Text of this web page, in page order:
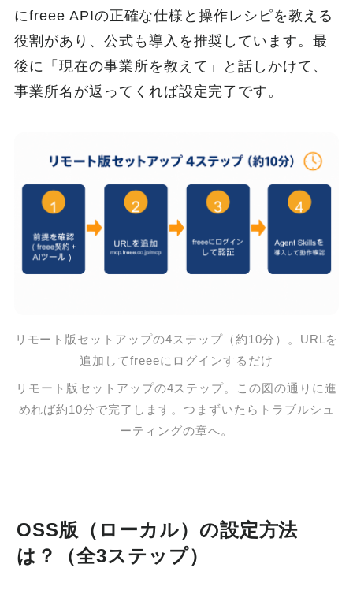
にfreee APIの正確な仕様と操作レシピを教える
役割があり、公式も導入を推奨しています。最
後に「現在の事業所を教えて」と話しかけて、
事業所名が返ってくれば設定完了です。
リモート版セットアップの4ステップ（約10分）。URLを
追加してfreeeにログインするだけ
リモート版セットアップの4ステップ。この図の通りに進
めれば約10分で完了します。つまずいたらトラブルシュ
ーティングの章へ。
OSS版（ローカル）の設定方法
は？（全3ステップ）